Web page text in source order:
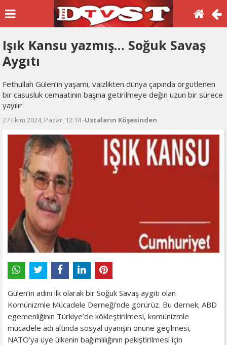
Işık Kansu yazmış… Soğuk Savaş
Aygıtı
Fethullah Gülen’in yaşamı, vaizlikten dünya çapında örgütlenen
bir casusluk cemaatinin başına getirilmeye değin uzun bir sürece
yayılır.
27 Ekim 2024, Pazar, 12:14 -Ustaların Köşesinden
Gülen’in adını ilk olarak bir Soğuk Savaş aygıtı olan
Komünizmle Mücadele Derneği’nde görürüz. Bu dernek; ABD
egemenliğinin Türkiye’de kökleştirilmesi, komünizmle
mücadele adı altında sosyal uyanışın önüne geçilmesi,
NATO’ya üye ülkenin bağımlılığının pekiştirilmesi için